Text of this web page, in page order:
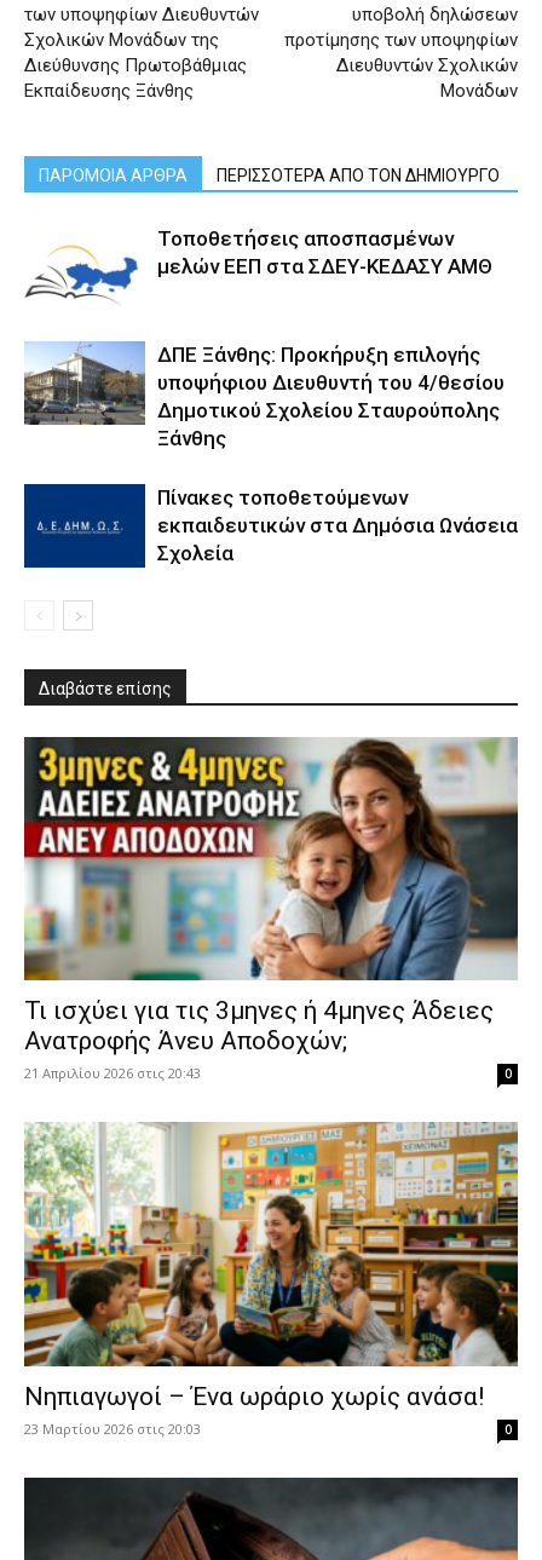
των υποψηφίων Διευθυντών
Σχολικών Μονάδων της
Διεύθυνσης Πρωτοβάθμιας
Εκπαίδευσης Ξάνθης
υποβολή δηλώσεων
προτίμησης των υποψηφίων
Διευθυντών Σχολικών
Μονάδων
ΠΑΡΟΜΟΙΑ ΑΡΘΡΑ ΠΕΡΙΣΣΟΤΕΡΑ ΑΠΟ ΤΟΝ ΔΗΜΙΟΥΡΓΟ
Τοποθετήσεις αποσπασμένων
μελών ΕΕΠ στα ΣΔΕΥ-ΚΕΔΑΣΥ ΑΜΘ
ΔΠΕ Ξάνθης: Προκήρυξη επιλογής
υποψήφιου Διευθυντή του 4/θεσίου
Δημοτικού Σχολείου Σταυρούπολης
Ξάνθης
Πίνακες τοποθετούμενων
εκπαιδευτικών στα Δημόσια Ωνάσεια
Σχολεία
Διαβάστε επίσης
​Τι ισχύει για τις 3μηνες ή 4μηνες Άδειες
Ανατροφής Άνευ Αποδοχών;
21 Απριλίου 2026 στις 20:43 0
Νηπιαγωγοί – Ένα ωράριο χωρίς ανάσα!
23 Μαρτίου 2026 στις 20:03 0